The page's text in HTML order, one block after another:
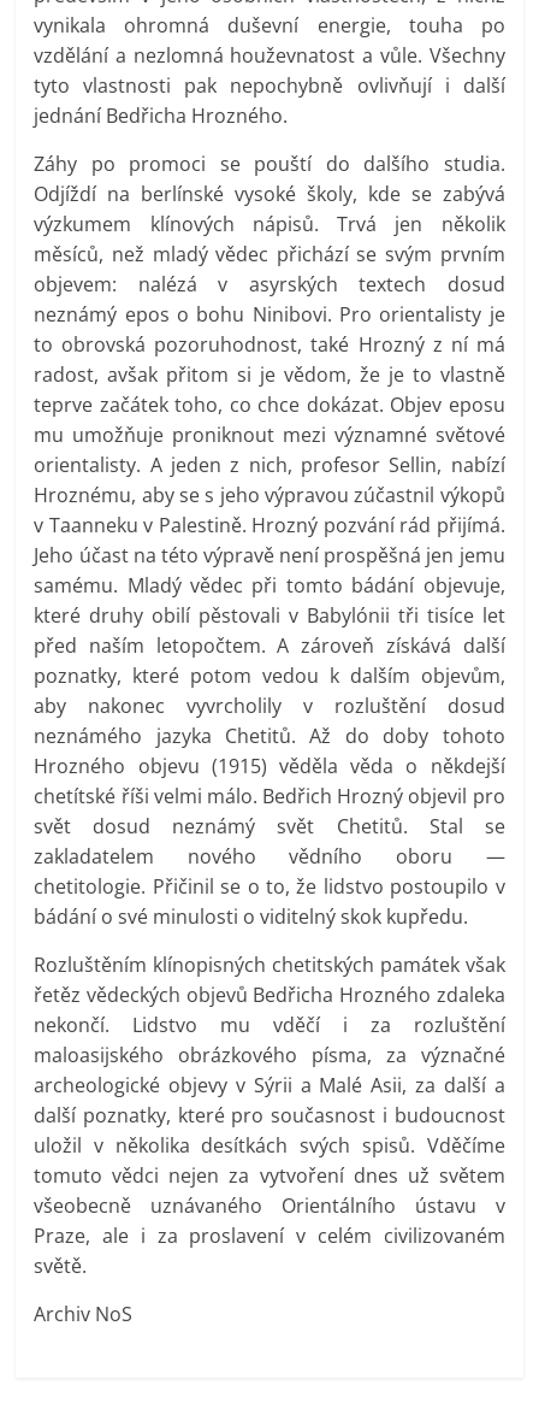
vynikala ohromná duševní energie, touha po
vzdělání a nezlomná houževnatost a vůle. Všechny
tyto vlastnosti pak nepochybně ovlivňují i další
jednání Bedřicha Hrozného.
Záhy po promoci se pouští do dalšího studia.
Odjíždí na berlínské vysoké školy, kde se zabývá
výzkumem klínových nápisů. Trvá jen několik
měsíců, než mladý vědec přichází se svým prvním
objevem: nalézá v asyrských textech dosud
neznámý epos o bohu Ninibovi. Pro orientalisty je
to obrovská pozoruhodnost, také Hrozný z ní má
radost, avšak přitom si je vědom, že je to vlastně
teprve začátek toho, co chce dokázat. Objev eposu
mu umožňuje proniknout mezi významné světové
orientalisty. A jeden z nich, profesor Sellin, nabízí
Hroznému, aby se s jeho výpravou zúčastnil výkopů
v Taanneku v Palestině. Hrozný pozvání rád přijímá.
Jeho účast na této výpravě není prospěšná jen jemu
samému. Mladý vědec při tomto bádání objevuje,
které druhy obilí pěstovali v Babylónii tři tisíce let
před naším letopočtem. A zároveň získává další
poznatky, které potom vedou k dalším objevům,
aby nakonec vyvrcholily v rozluštění dosud
neznámého jazyka Chetitů. Až do doby tohoto
Hrozného objevu (1915) věděla věda o někdejší
chetítské říši velmi málo. Bedřich Hrozný objevil pro
svět dosud neznámý svět Chetitů. Stal se
zakladatelem nového vědního oboru —
chetitologie. Přičinil se o to, že lidstvo postoupilo v
bádání o své minulosti o viditelný skok kupředu.
Rozluštěním klínopisných chetitských památek však
řetěz vědeckých objevů Bedřicha Hrozného zdaleka
nekončí. Lidstvo mu vděčí i za rozluštění
maloasijského obrázkového písma, za význačné
archeologické objevy v Sýrii a Malé Asii, za další a
další poznatky, které pro současnost i budoucnost
uložil v několika desítkách svých spisů. Vděčíme
tomuto vědci nejen za vytvoření dnes už světem
všeobecně uznávaného Orientálního ústavu v
Praze, ale i za proslavení v celém civilizovaném
světě.
Archiv NoS